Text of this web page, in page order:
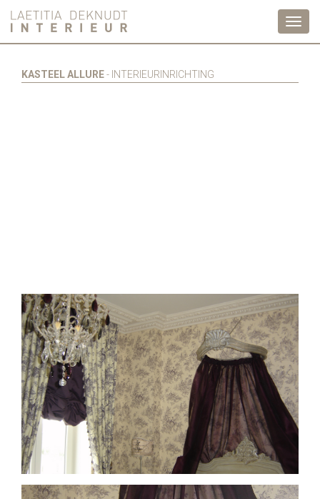
KASTEEL ALLURE- INTERIEURINRICHTING